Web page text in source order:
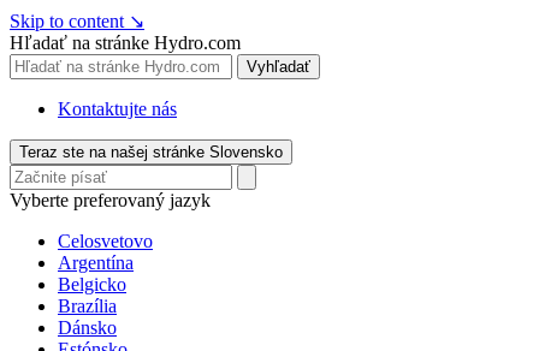
Skip to content ↘
Hľadať na stránke Hydro.com
Vyhľadať
Kontaktujte nás
Teraz ste na našej stránke Slovensko
Vyberte preferovaný jazyk
Celosvetovo
Argentína
Belgicko
Brazília
Dánsko